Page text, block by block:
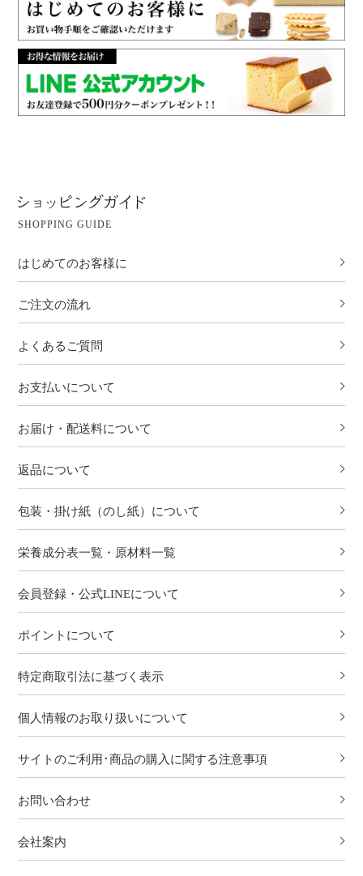
SHOPPING GUIDE
はじめてのお客様に
ご注文の流れ
よくあるご質問
お支払いについて
お届け・配送料について
返品について
包装・掛け紙（のし紙）について
栄養成分表一覧・原材料一覧
会員登録・公式LINEについて
ポイントについて
特定商取引法に基づく表示
個人情報のお取り扱いについて
サイトのご利用･商品の購入に関する注意事項
お問い合わせ
会社案内